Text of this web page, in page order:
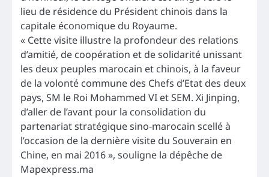
lieu de résidence du Président chinois dans la
capitale économique du Royaume.
« Cette visite illustre la profondeur des relations
d’amitié, de coopération et de solidarité unissant
les deux peuples marocain et chinois, à la faveur
de la volonté commune des Chefs d’Etat des deux
pays, SM le Roi Mohammed VI et SEM. Xi Jinping,
d’aller de l’avant pour la consolidation du
partenariat stratégique sino-marocain scellé à
l’occasion de la dernière visite du Souverain en
Chine, en mai 2016 », souligne la dépêche de
Mapexpress.ma